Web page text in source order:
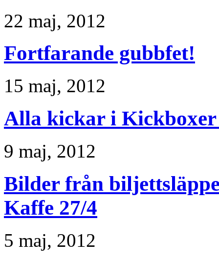
22 maj, 2012
Fortfarande gubbfet!
15 maj, 2012
Alla kickar i
9 maj, 2012
Bilder från
Kaffe 27/4
5 maj, 2012